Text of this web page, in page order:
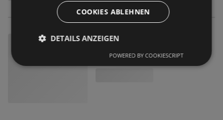
COOKIES ABLEHNEN
DETAILS ANZEIGEN
POWERED BY COOKIESCRIPT